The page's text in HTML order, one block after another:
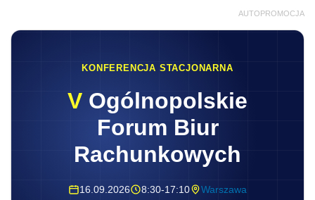
AUTOPROMOCJA
KONFERENCJA STACJONARNA
V Ogólnopolskie
Forum Biur
Rachunkowych
16.09.2026 8:30-17:10 Warszawa